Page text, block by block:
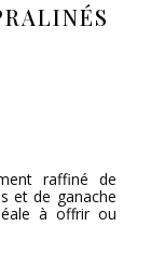
raffiné de
et de ganache
à offrir ou